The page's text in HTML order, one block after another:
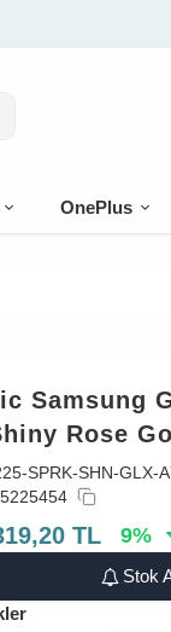
OnePlus
Samsung
Rose
SPRK-SHN-GLX-
TL 9%
Stok